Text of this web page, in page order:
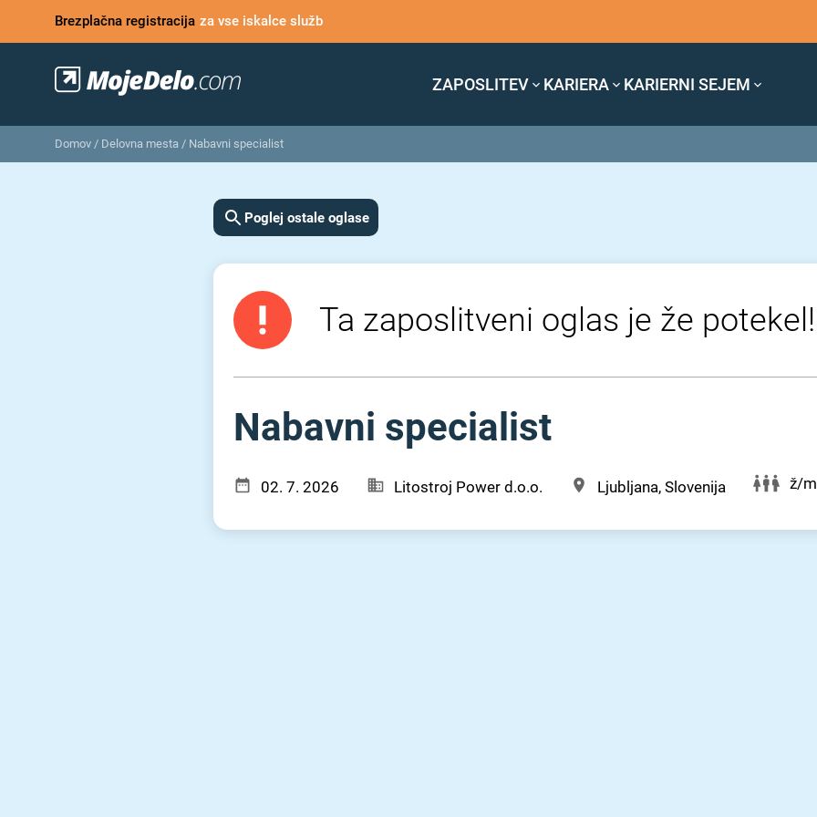
Brezplačna registracija za vse iskalce služb
ZAPOSLITEV KARIERA KARIERNI SEJEM
Domov / Delovna mesta / Nabavni specialist
Poglej ostale oglase
Ta zaposlitveni oglas je že potekel!
Nabavni specialist
02. 7. 2026 Litostroj Power d.o.o. Ljubljana, Slovenija ž/